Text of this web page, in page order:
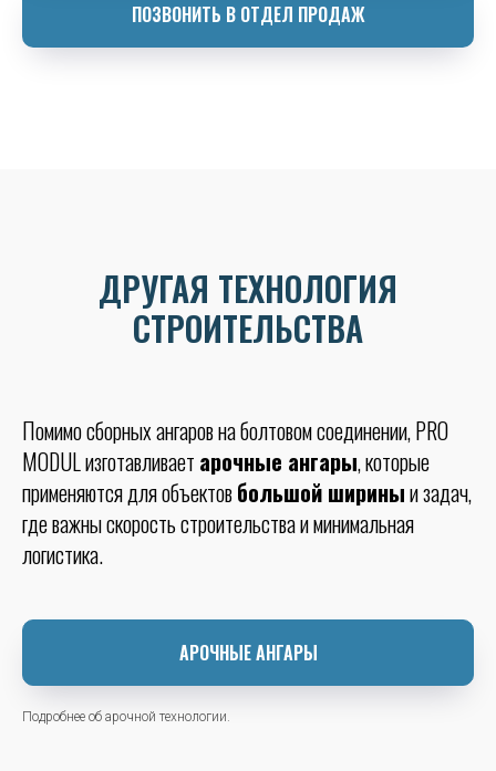
ПОЗВОНИТЬ В ОТДЕЛ ПРОДАЖ
ДРУГАЯ ТЕХНОЛОГИЯ
СТРОИТЕЛЬСТВА
Помимо сборных ангаров на болтовом соединении, PRO
MODUL изготавливает арочные ангары, которые
применяются для объектовбольшой шириныи задач,
где важны скорость строительства и минимальная
логистика.
АРОЧНЫЕ АНГАРЫ
Подробнее об арочной технологии.